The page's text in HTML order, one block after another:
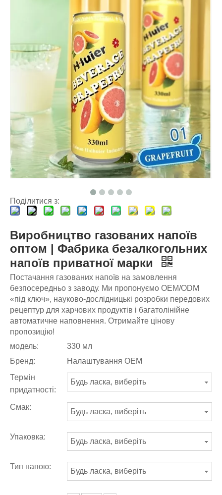
Поділитися з:
Виробництво газованих напоїв
оптом | Фабрика безалкогольних
напоїв приватної марки
Постачання газованих напоїв на замовлення
безпосередньо з заводу. Ми пропонуємо OEM/ODM
«під ключ», науково-дослідницькі розробки передових
рецептур для харчових продуктів і багатолінійне
автоматичне наповнення. Отримайте цінову
пропозицію!
модель:
330 мл
Бренд:
Налаштування OEM
Термін
придатності:
Будь ласка, виберіть
Смак:
Будь ласка, виберіть
Упаковка:
Будь ласка, виберіть
Тип напою:
Будь ласка, виберіть